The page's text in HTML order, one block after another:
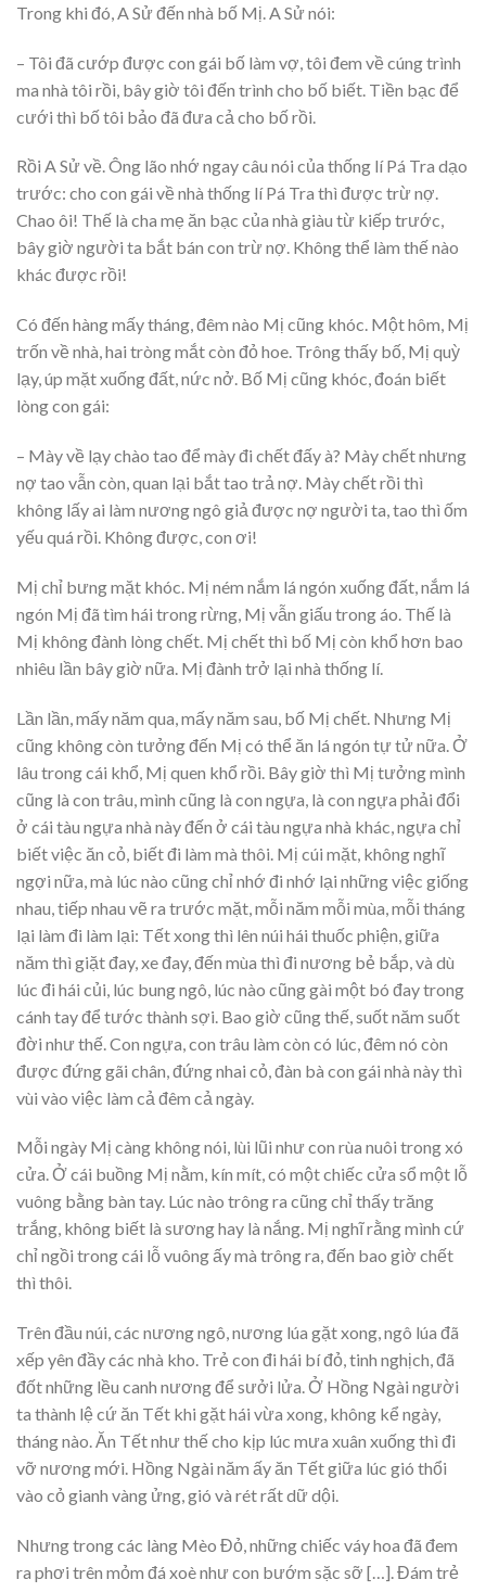
Trong khi đó, A Sử đến nhà bố Mị. A Sử nói:
– Tôi đã cướp được con gái bố làm vợ, tôi đem về cúng trình
ma nhà tôi rồi, bây giờ tôi đến trình cho bố biết. Tiền bạc để
cưới thì bố tôi bảo đã đưa cả cho bố rồi.
Rồi A Sử về. Ông lão nhớ ngay câu nói của thống lí Pá Tra dạo
trước: cho con gái về nhà thống lí Pá Tra thì được trừ nợ.
Chao ôi! Thế là cha mẹ ăn bạc của nhà giàu từ kiếp trước,
bây giờ người ta bắt bán con trừ nợ. Không thể làm thế nào
khác được rồi!
Có đến hàng mấy tháng, đêm nào Mị cũng khóc. Một hôm, Mị
trốn về nhà, hai tròng mắt còn đỏ hoe. Trông thấy bố, Mị quỳ
lạy, úp mặt xuống đất, nức nở. Bố Mị cũng khóc, đoán biết
lòng con gái:
– Mày về lạy chào tao để mày đi chết đấy à? Mày chết nhưng
nợ tao vẫn còn, quan lại bắt tao trả nợ. Mày chết rồi thì
không lấy ai làm nương ngô giả được nợ người ta, tao thì ốm
yếu quá rồi. Không được, con ơi!
Mị chỉ bưng mặt khóc. Mị ném nắm lá ngón xuống đất, nắm lá
ngón Mị đã tìm hái trong rừng, Mị vẫn giấu trong áo. Thế là
Mị không đành lòng chết. Mị chết thì bố Mị còn khổ hơn bao
nhiêu lần bây giờ nữa. Mị đành trở lại nhà thống lí.
Lần lần, mấy năm qua, mấy năm sau, bố Mị chết. Nhưng Mị
cũng không còn tưởng đến Mị có thể ăn lá ngón tự tử nữa. Ở
lâu trong cái khổ, Mị quen khổ rồi. Bây giờ thì Mị tưởng mình
cũng là con trâu, mình cũng là con ngựa, là con ngựa phải đổi
ở cái tàu ngựa nhà này đến ở cái tàu ngựa nhà khác, ngựa chỉ
biết việc ăn cỏ, biết đi làm mà thôi. Mị cúi mặt, không nghĩ
ngợi nữa, mà lúc nào cũng chỉ nhớ đi nhớ lại những việc giống
nhau, tiếp nhau vẽ ra trước mặt, mỗi năm mỗi mùa, mỗi tháng
lại làm đi làm lại: Tết xong thì lên núi hái thuốc phiện, giữa
năm thì giặt đay, xe đay, đến mùa thì đi nương bẻ bắp, và dù
lúc đi hái củi, lúc bung ngô, lúc nào cũng gài một bó đay trong
cánh tay để tước thành sợi. Bao giờ cũng thế, suốt năm suốt
đời như thế. Con ngựa, con trâu làm còn có lúc, đêm nó còn
được đứng gãi chân, đứng nhai cỏ, đàn bà con gái nhà này thì
vùi vào việc làm cả đêm cả ngày.
Mỗi ngày Mị càng không nói, lùi lũi như con rùa nuôi trong xó
cửa. Ở cái buồng Mị nằm, kín mít, có một chiếc cửa sổ một lỗ
vuông bằng bàn tay. Lúc nào trông ra cũng chỉ thấy trăng
trắng, không biết là sương hay là nắng. Mị nghĩ rằng mình cứ
chỉ ngồi trong cái lỗ vuông ấy mà trông ra, đến bao giờ chết
thì thôi.
Trên đầu núi, các nương ngô, nương lúa gặt xong, ngô lúa đã
xếp yên đầy các nhà kho. Trẻ con đi hái bí đỏ, tinh nghịch, đã
đốt những lều canh nương để sưởi lửa. Ở Hồng Ngài người
ta thành lệ cứ ăn Tết khi gặt hái vừa xong, không kể ngày,
tháng nào. Ăn Tết như thế cho kịp lúc mưa xuân xuống thì đi
vỡ nương mới. Hồng Ngài năm ấy ăn Tết giữa lúc gió thổi
vào cỏ gianh vàng ửng, gió và rét rất dữ dội.
Nhưng trong các làng Mèo Đỏ, những chiếc váy hoa đã đem
ra phơi trên mỏm đá xoè như con bướm sặc sỡ […]. Đám trẻ